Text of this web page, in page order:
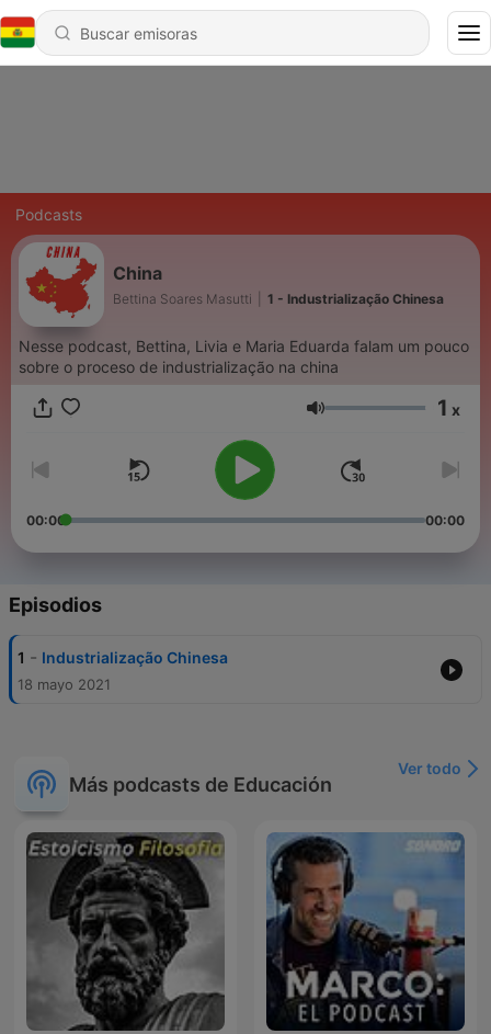
Podcasts
China
Bettina Soares Masutti 1 - Industrialização Chinesa
Nesse podcast, Bettina, Livia e Maria Eduarda falam um pouco
sobre o proceso de industrialização na china
Volumen 1 x
00:00 00:00
Episodios
1 - Industrialização Chinesa
18 mayo 2021
Más podcasts de Educación
Ver todo